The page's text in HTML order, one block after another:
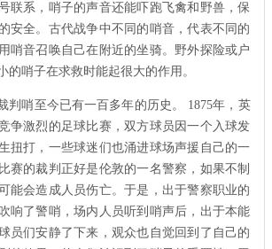
联系，哨子的声音还能吓跑飞禽和野兽，保
安全。古代战争中不同的哨音，代表不同的
哨音召唤自己在附近的坐骑。野外探险或户
的哨子在求救时能起很大的作用。
判哨至今已有一百多年的历史。 1875年，英
争激烈的足球比赛，双方球员因一个入球发
扭打，一些球迷们也涌进球场声援自己的一
赛的裁判正好是伦敦的一名警察，如果不制
能会造成人员伤亡。于是，出于警察职业的
响了警哨，场内人员听到哨声后，出于本能
员们安静了下来，观众也自觉回到了自己的